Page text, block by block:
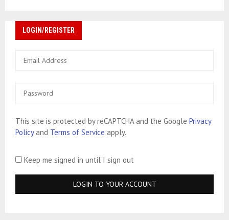
LOGIN/REGISTER
This site is protected by reCAPTCHA and the Google Privacy
Policyand Terms of Service apply.
Keep me signed in until I sign out